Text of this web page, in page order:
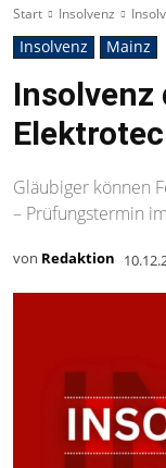
Start Insolvenz
Insolvenz Mainz
Insolvenz
Gläubiger können
– Prüfungstermin
von Redaktion